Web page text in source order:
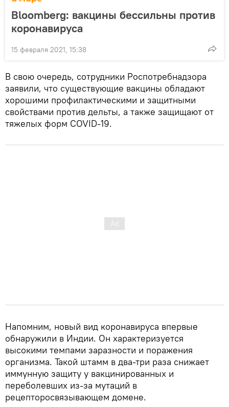
Bloomberg: вакцины бессильны против
коронавируса
15 февраля 2021, 15:38
В свою очередь, сотрудники Роспотребнадзора
заявили, что существующие вакцины обладают
хорошими профилактическими и защитными
свойствами против дельты, а также защищают от
тяжелых форм COVID-19.
Напомним, новый вид коронавируса впервые
обнаружили в Индии. Он характеризуется
высокими темпами заразности и поражения
организма. Такой штамм в два-три раза снижает
иммунную защиту у вакцинированных и
переболевших из-за мутаций в
рецепторосвязывающем домене.